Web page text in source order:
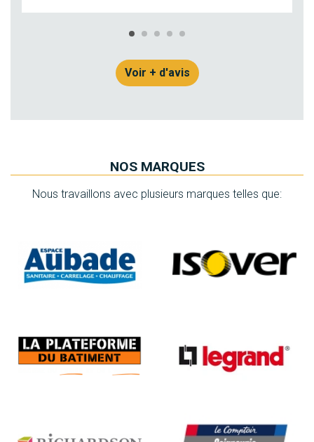
Voir + d'avis
NOS MARQUES
Nous travaillons avec plusieurs marques telles que: